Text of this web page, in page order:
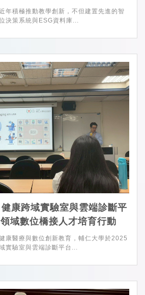
年積極推動教學創新，不但建置先進的智
決策系統與ESG資料庫...
康跨域實驗室與雲端診斷平
域數位橋接人才培育行動
康醫療與數位創新教育，輔仁大學於2025
實驗室與雲端診斷平台...